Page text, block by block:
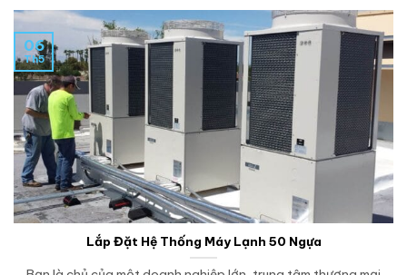
Lắp Đặt Hệ Thống Máy Lạnh 50 Ngựa
06
Th5